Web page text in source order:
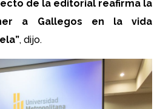
de la editorial reafirma la
a Gallegos en la vida
, dijo.